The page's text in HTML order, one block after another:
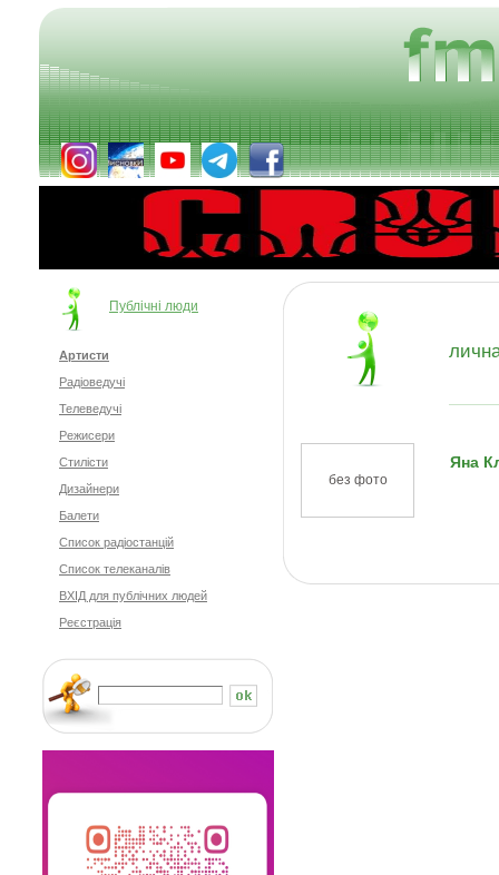
Публічні люди
Артисти
Радіоведучі
Телеведучі
Режисери
Стилісти
Дизайнери
Балети
Cписок радіостанцій
Список телеканалів
ВХІД для публічних людей
Реєстрація
без фото
Яна